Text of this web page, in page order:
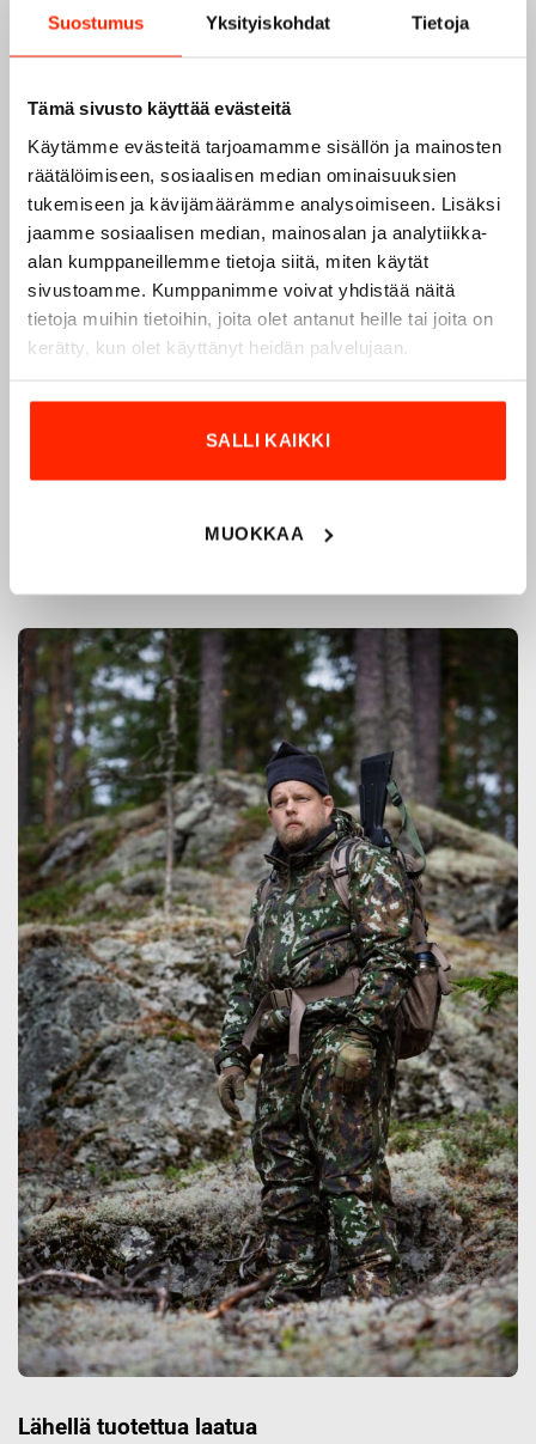
Suostumus Yksityiskohdat Tietoja
Tämä sivusto käyttää evästeitä
Käytämme evästeitä tarjoamamme sisällön ja mainosten
räätälöimiseen, sosiaalisen median ominaisuuksien
tukemiseen ja kävijämäärämme analysoimiseen. Lisäksi
jaamme sosiaalisen median, mainosalan ja analytiikka-
alan kumppaneillemme tietoja siitä, miten käytät
sivustoamme. Kumppanimme voivat yhdistää näitä
tietoja muihin tietoihin, joita olet antanut heille tai joita on
kerätty, kun olet käyttänyt heidän palvelujaan.
SALLI KAIKKI
MUOKKAA
Origopro – Suomalainen laatumerkki vuodesta
1975
ulkoiluvaatetukseen erikoistunut yritys, joka on toiminut
puolustusvoimien ja poliisin sopimusvalmistajana.
ja erikoisammattilaisten kanssa, joiden kokemus inspiroi
Lähellä tuotettua laatua